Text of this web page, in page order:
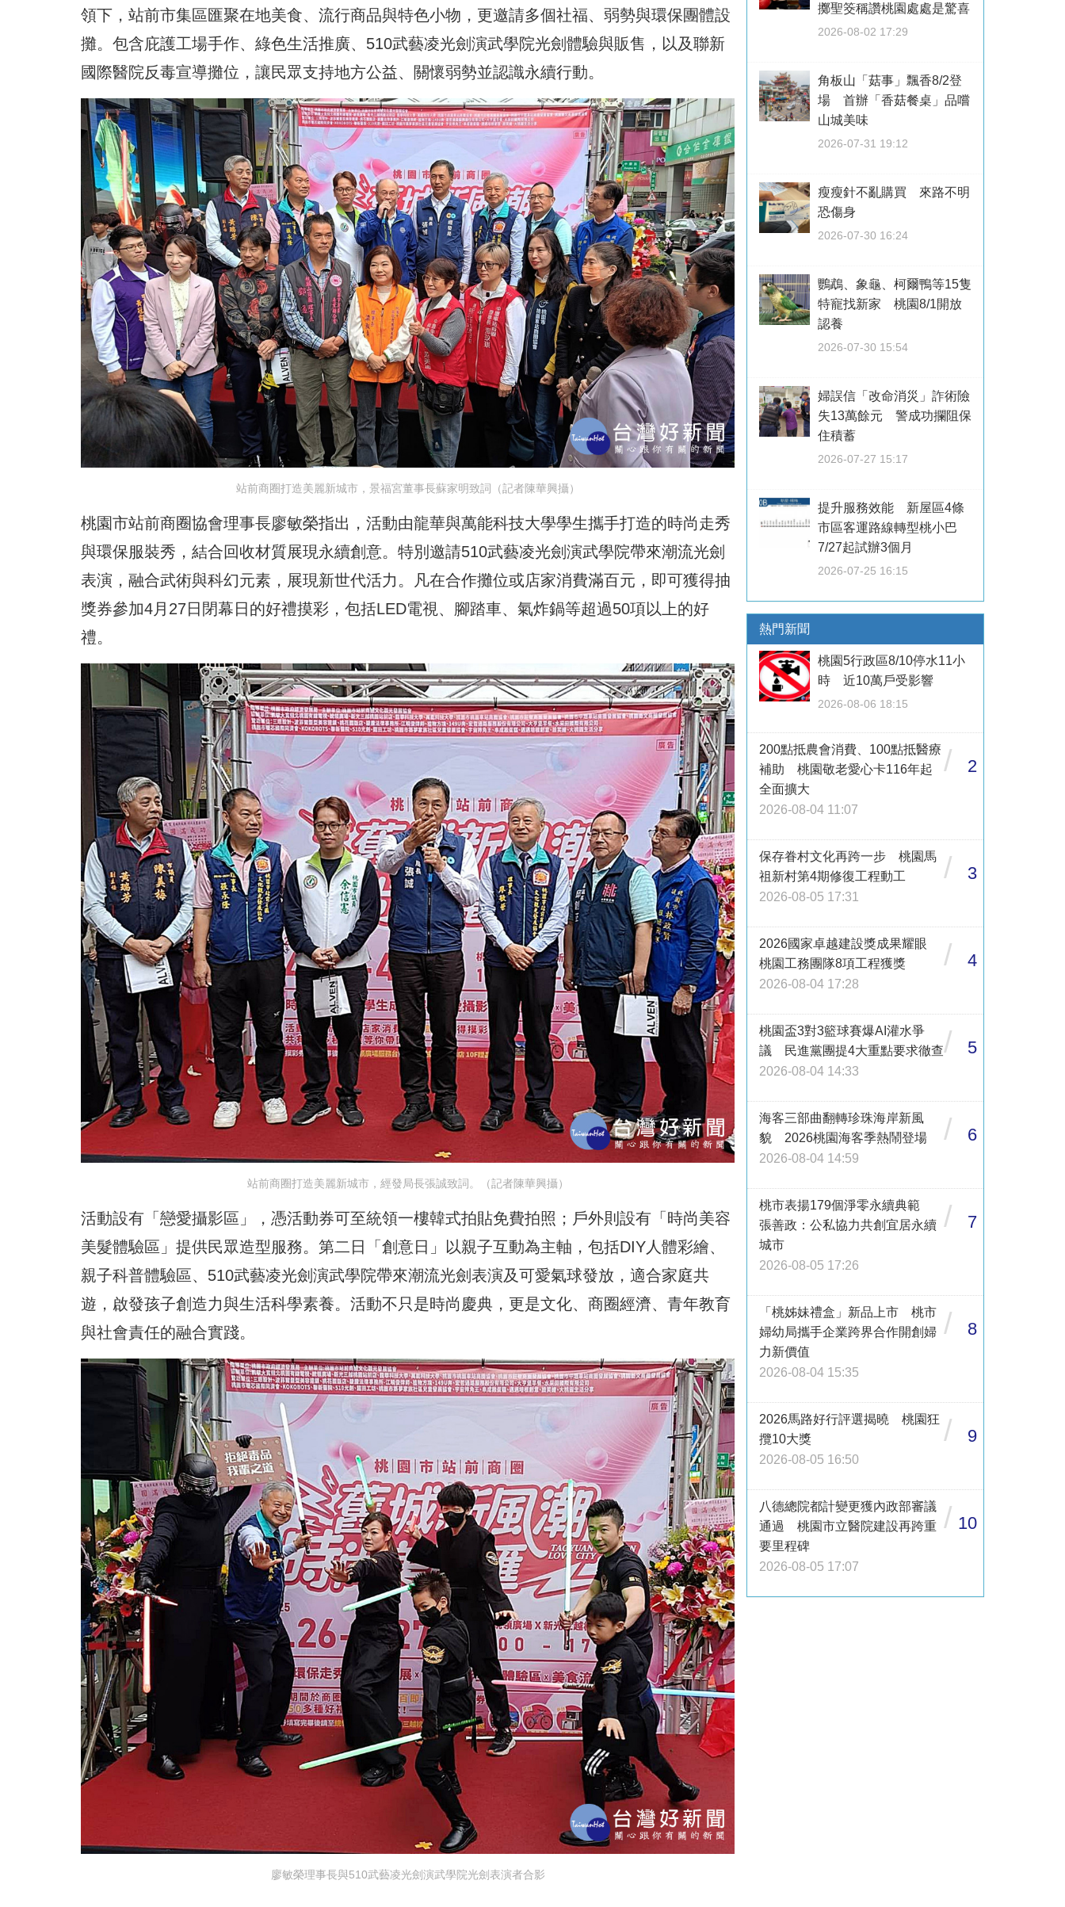
領下，站前市集區匯聚在地美食、流行商品與特色小物，更邀請多個社福、弱勢與環保團體設
攤。包含庇護工場手作、綠色生活推廣、510武藝凌光劍演武學院光劍體驗與販售，以及聯新
國際醫院反毒宣導攤位，讓民眾支持地方公益、關懷弱勢並認識永續行動。
站前商圈打造美麗新城市，景福宮董事長蘇家明致詞（記者陳華興攝）
桃園市站前商圈協會理事長廖敏榮指出，活動由龍華與萬能科技大學學生攜手打造的時尚走秀
與環保服裝秀，結合回收材質展現永續創意。特別邀請510武藝凌光劍演武學院帶來潮流光劍
表演，融合武術與科幻元素，展現新世代活力。凡在合作攤位或店家消費滿百元，即可獲得抽
獎券參加4月27日閉幕日的好禮摸彩，包括LED電視、腳踏車、氣炸鍋等超過50項以上的好
禮。
站前商圈打造美麗新城市，經發局長張誠致詞。（記者陳華興攝）
活動設有「戀愛攝影區」，憑活動券可至統領一樓韓式拍貼免費拍照；戶外則設有「時尚美容
美髮體驗區」提供民眾造型服務。第二日「創意日」以親子互動為主軸，包括DIY人體彩繪、
親子科普體驗區、510武藝凌光劍演武學院帶來潮流光劍表演及可愛氣球發放，適合家庭共
遊，啟發孩子創造力與生活科學素養。活動不只是時尚慶典，更是文化、商圈經濟、青年教育
與社會責任的融合實踐。
廖敏榮理事長與510武藝凌光劍演武學院光劍表演者合影
擲聖筊稱讚桃園處處是驚喜
2026-08-02 17:29
角板山「菇事」飄香8/2登
場 首辦「香菇餐桌」品嚐
山城美味
2026-07-31 19:12
瘦瘦針不亂購買 來路不明
恐傷身
2026-07-30 16:24
鸚鵡、象龜、柯爾鴨等15隻
特寵找新家 桃園8/1開放
認養
2026-07-30 15:54
婦誤信「改命消災」詐術險
失13萬餘元 警成功攔阻保
住積蓄
2026-07-27 15:17
提升服務效能 新屋區4條
市區客運路線轉型桃小巴
7/27起試辦3個月
2026-07-25 16:15
熱門新聞
桃園5行政區8/10停水11小
時 近10萬戶受影響
2026-08-06 18:15
200點抵農會消費、100點抵醫療
補助 桃園敬老愛心卡116年起
全面擴大
2026-08-04 11:07
/ 2
保存眷村文化再跨一步 桃園馬
祖新村第4期修復工程動工
2026-08-05 17:31
/ 3
2026國家卓越建設獎成果耀眼
桃園工務團隊8項工程獲獎
2026-08-04 17:28
/ 4
桃園盃3對3籃球賽爆AI灌水爭
議 民進黨團提4大重點要求徹查
2026-08-04 14:33
/ 5
海客三部曲翻轉珍珠海岸新風
貌 2026桃園海客季熱鬧登場
2026-08-04 14:59
/ 6
桃市表揚179個淨零永續典範
張善政：公私協力共創宜居永續
城市
2026-08-05 17:26
/ 7
「桃姊妹禮盒」新品上市 桃市
婦幼局攜手企業跨界合作開創婦
力新價值
2026-08-04 15:35
/ 8
2026馬路好行評選揭曉 桃園狂
攬10大獎
2026-08-05 16:50
/ 9
八德總院都計變更獲內政部審議
通過 桃園市立醫院建設再跨重
要里程碑
2026-08-05 17:07
/ 10